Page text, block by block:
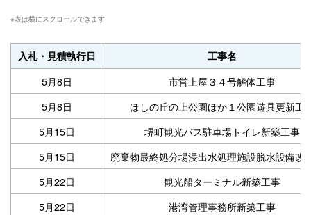
入札・見積執行日 工事名
5月8日
市営上屋３４号解体工事
5月8日
ほしの丘の上公園ほか１公園遊具更新工
5月15日
堺町観光バス駐車場トイレ新築工事
5月15日
廃棄物最終処分場浸出水処理施設脱水設備改
5月22日
観光船ターミナル新築工事
5月22日
港湾管理事務所新築工事